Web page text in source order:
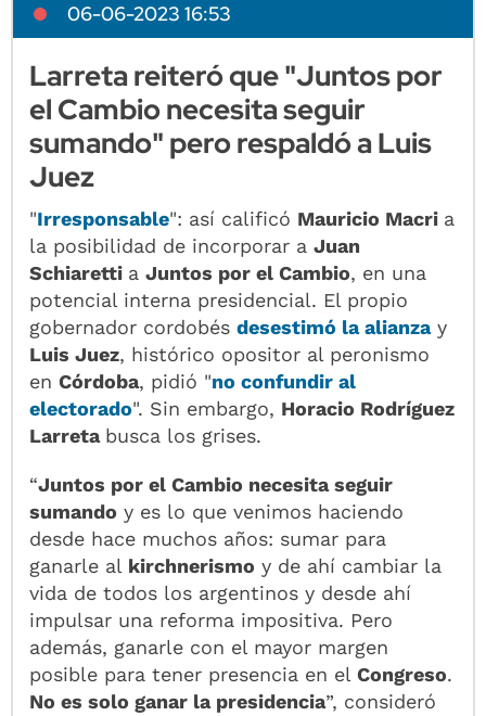
06-06-2023 16:53
Larreta reiteró que "Juntos por
el Cambio necesita seguir
sumando" pero respaldó a Luis
Juez
"Irresponsable": así calificó Mauricio Macri a
la posibilidad de incorporar aJuan
Schiaretti aJuntos por el Cambio, en una
potencial interna presidencial. El propio
gobernador cordobésdesestimó la alianzay
Luis Juez, histórico opositor al peronismo
enCórdoba, pidió "no confundir al
electorado". Sin embargo, Horacio Rodríguez
Larreta busca los grises.
“Juntos por el Cambio necesita seguir
sumando y es lo que venimos haciendo
desde hace muchos años: sumar para
ganarle al kirchnerismo y de ahí cambiar la
vida de todos los argentinos y desde ahí
impulsar una reforma impositiva. Pero
además, ganarle con el mayor margen
posible para tener presencia en elCongreso.
No es solo ganar la presidencia”, consideró